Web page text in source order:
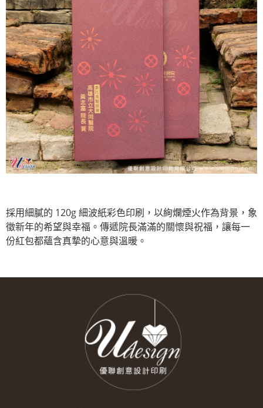
採用細膩的 120g 細波紙彩色印刷，以絢爛煙火作為背景，象
徵新年的希望與幸福。傳遞院長滿滿的關懷與祝福，讓每一
份紅包都蘊含真摯的心意與溫暖。